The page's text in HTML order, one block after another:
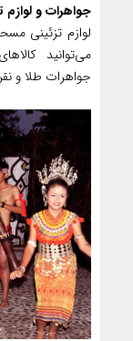
جواهرات و لوازم
لوازم تزئینی
می‌توانید
جواهرات طلا و